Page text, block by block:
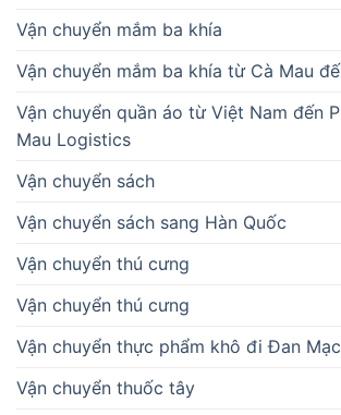
Vận chuyển mắm ba khía
Vận chuyển mắm ba khía từ Cà Mau
Vận chuyển quần áo từ Việt Nam đến
Mau Logistics
Vận chuyển sách
Vận chuyển sách sang Hàn Quốc
Vận chuyển thú cưng
Vận chuyển thú cưng
Vận chuyển thực phẩm khô đi Đan
Vận chuyển thuốc tây